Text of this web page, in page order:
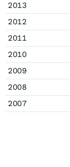
2013
2012
2011
2010
2009
2008
2007